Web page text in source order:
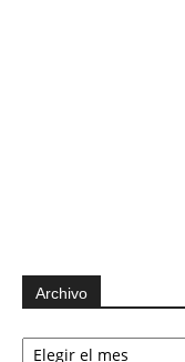
Archivo
Archivo